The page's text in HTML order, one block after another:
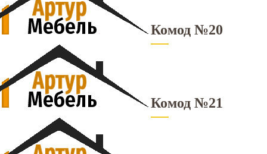
Комод №20
Комод №21